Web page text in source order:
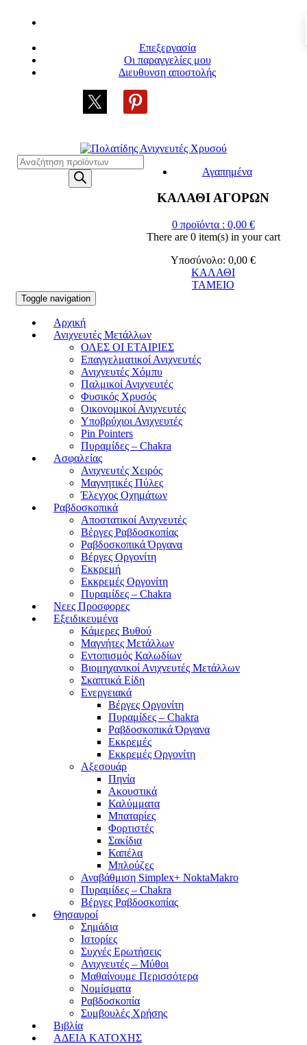
Επεξεργασία
Οι παραγγελίες μου
Διευθυνση αποστολής
Products
search
Αγαπημένα
ΚΑΛΑΘΙ ΑΓΟΡΩΝ
0προϊόντα : 0,00 €
There are 0 item(s)in your cart
Υποσύνολο: 0,00 €
ΚΑΛΑΘΙ
ΤΑΜΕΙΟ
Toggle navigation
Αρχική
Ανιχνευτές Μετάλλων
ΟΛΕΣ ΟΙ ΕΤΑΙΡΙΕΣ
Επαγγελματικοί Ανιχνευτές
Ανιχνευτές Χόμπυ
Παλμικοί Ανιχνευτές
Φυσικός Χρυσός
Οικονομικοί Ανιχνευτές
Υποβρύχιοι Ανιχνευτές
Pin Pointers
Πυραμίδες – Chakra
Ασφαλείας
Ανιχνευτές Χειρός
Μαγνητικές Πύλες
Έλεγχος Οχημάτων
Ραβδοσκοπικά
Αποστατικοί Ανιχνευτές
Βέργες Ραβδοσκοπίας
Ραβδοσκοπικά Όργανα
Βέργες Οργονίτη
Εκκρεμή
Εκκρεμές Οργονίτη
Πυραμίδες – Chakra
Νεες Προσφορες
Εξειδικευμένα
Κάμερες Βυθού
Μαγνήτες Μετάλλων
Εντοπισμός Καλωδίων
Βιομηχανικοί Ανιχνευτές Μετάλλων
Σκαπτικά Είδη
Ενεργειακά
Βέργες Οργονίτη
Πυραμίδες – Chakra
Ραβδοσκοπικά Όργανα
Εκκρεμές
Εκκρεμές Οργονίτη
Αξεσουάρ
Πηνία
Ακουστικά
Καλύμματα
Μπαταρίες
Φορτιστές
Σακίδια
Καπέλα
Μπλούζες
Αναβάθμιση Simplex+ NoktaMakro
Πυραμίδες – Chakra
Βέργες Ραβδοσκοπίας
Θησαυροί
Σημάδια
Ιστορίες
Συχνές Ερωτήσεις
Ανιχνευτές – Μύθοι
Μαθαίνουμε Περισσότερα
Νομίσματα
Ραβδοσκοπία
Συμβουλές Χρήσης
Βιβλία
ΑΔΕΙΑ ΚΑΤΟΧΗΣ